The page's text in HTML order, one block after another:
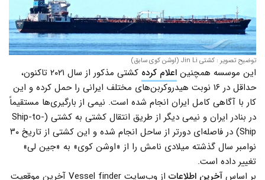
توضیح تصویر : کشتی Jin Li (اوشن کوی سابق)
این موسسه همچنین اعلام کرده
کشتی مذکور از سال ۲۰۲۱ تاکنون،
حداقل در ۱۶ نوبت هیدروکربن‌های مختلف ایرانی را حمل کرده و این
کار با آگاهی کامل ایران انجام شده است. نیمی از بارگیری‌ها مستقیماً
در بنادر ایران و نیمی دیگر از طریق انتقال کشتی به کشتی (Ship-to-
Ship) در فاصله‌ای دورتر از ساحل انجام شده و این کشتی از تاریخ ۳۰
نوامبر سال گذشته میلادی نامش را از «اوشن کوی» به «جین لی»
تغییر داده است.
بر اساس آخرین اطلاعات از وب‌سایت Vessel finder آخرین موقعیت